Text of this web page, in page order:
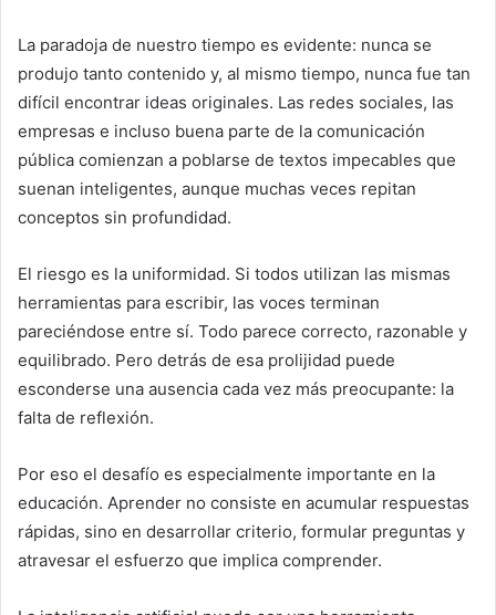
La paradoja de nuestro tiempo es evidente: nunca se
produjo tanto contenido y, al mismo tiempo, nunca fue tan
difícil encontrar ideas originales. Las redes sociales, las
empresas e incluso buena parte de la comunicación
pública comienzan a poblarse de textos impecables que
suenan inteligentes, aunque muchas veces repitan
conceptos sin profundidad.
El riesgo es la uniformidad. Si todos utilizan las mismas
herramientas para escribir, las voces terminan
pareciéndose entre sí. Todo parece correcto, razonable y
equilibrado. Pero detrás de esa prolijidad puede
esconderse una ausencia cada vez más preocupante: la
falta de reflexión.
Por eso el desafío es especialmente importante en la
educación. Aprender no consiste en acumular respuestas
rápidas, sino en desarrollar criterio, formular preguntas y
atravesar el esfuerzo que implica comprender.